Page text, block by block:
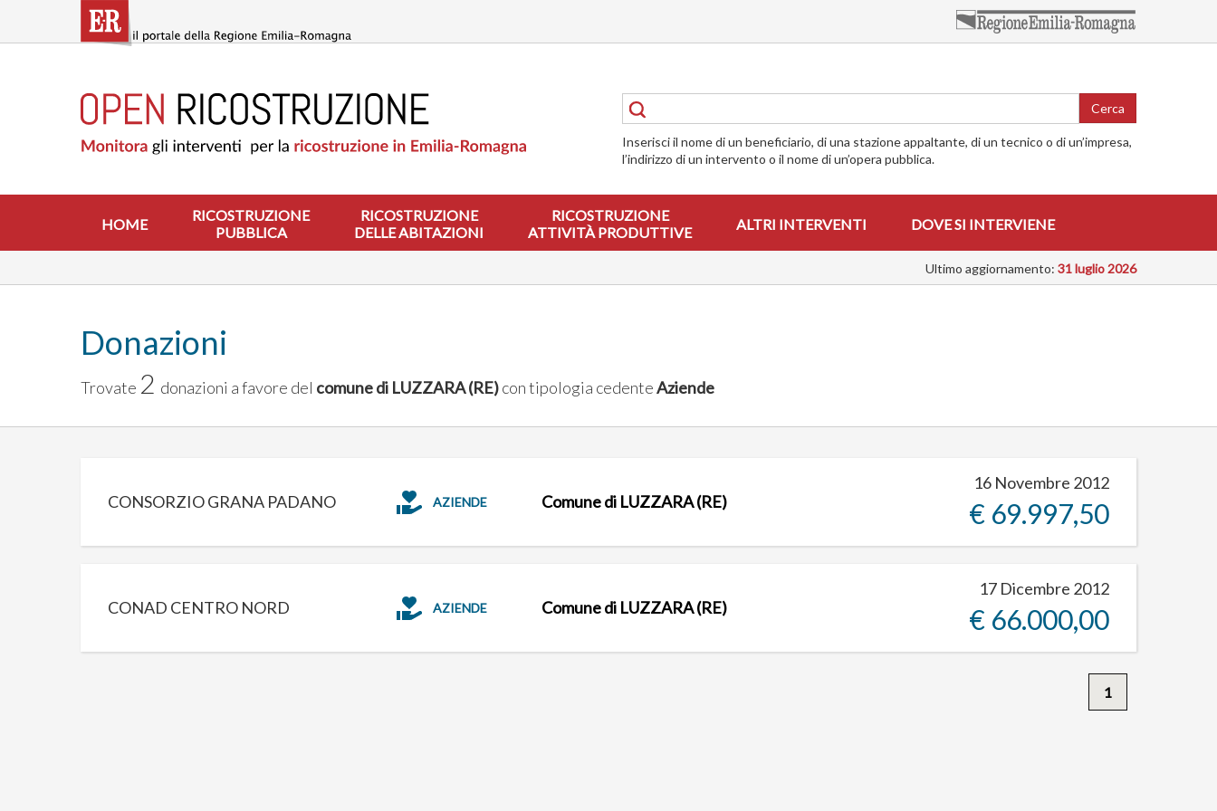
contenuto
RICOSTRUZIONE
PUBBLICA
ABITAZIONI
RICOSTRUZIONE
ATTIVITÀ
INTERVENTI
Cerca
Inserisci il nome di un beneficiario, di una stazione appaltante, di un tecnico o di un’impresa,
l’indirizzo di un intervento o il nome di un’opera pubblica.
HOME
RICOSTRUZIONE
PUBBLICA
RICOSTRUZIONE
DELLE ABITAZIONI
RICOSTRUZIONE
ATTIVITÀ PRODUTTIVE
ALTRI INTERVENTI DOVE SI INTERVIENE
Ultimo aggiornamento: 31 luglio 2026
Donazioni
Trovate 2 donazioni a favore del comune di LUZZARA (RE)con tipologia cedenteAziende
CONSORZIO GRANA PADANO AZIENDE Comune di LUZZARA (RE)
16 Novembre 2012
€ 69.997,50
CONAD CENTRO NORD AZIENDE Comune di LUZZARA (RE)
17 Dicembre 2012
€ 66.000,00
1